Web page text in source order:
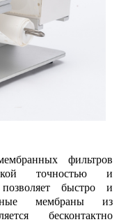
фильтров
точностью и
быстро и
мембраны из
бесконтактно